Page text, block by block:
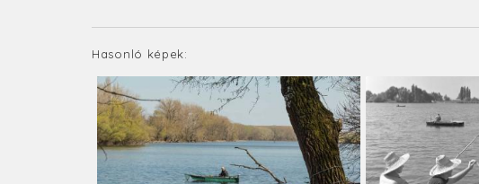
Hasonló képek: